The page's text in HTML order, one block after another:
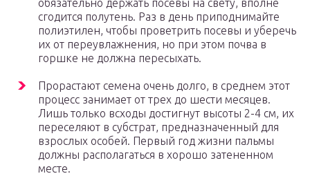
обязательно держать посевы на свету, вполне
сгодится полутень. Раз в день приподнимайте
полиэтилен, чтобы проветрить посевы и уберечь
их от переувлажнения, но при этом почва в
горшке не должна пересыхать.
Прорастают семена очень долго, в среднем этот
процесс занимает от трех до шести месяцев.
Лишь только всходы достигнут высоты 2-4 см, их
переселяют в субстрат, предназначенный для
взрослых особей. Первый год жизни пальмы
должны располагаться в хорошо затененном
месте.